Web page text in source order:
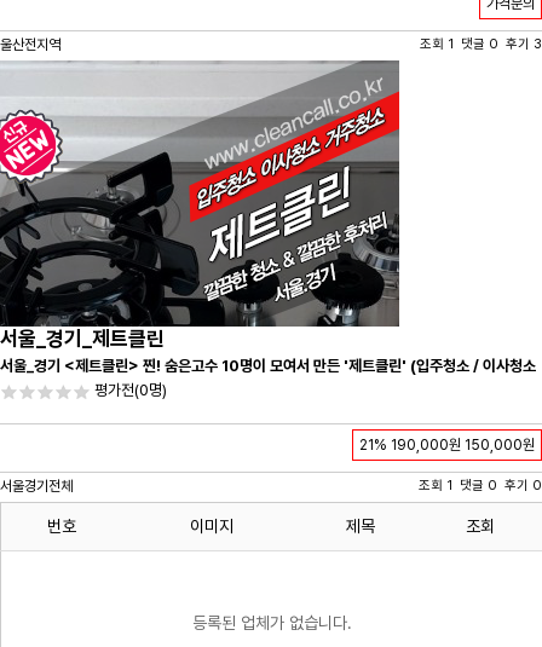
가격문의
울산전지역 조회 1 댓글 0 후기 3
서울_경기_제트클린
서울_경기 <제트클린> 찐! 숨은고수 10명이 모여서 만든 '제트클린' (입주청소 / 이사청소
/ 줄눈시공) 항상 꼼꼼하게 친절하게 응대하겠습니다^-^
평가전(0명)
21% 190,000원 150,000원
서울경기전체 조회 1 댓글 0 후기 0
번호 이미지 제목 조회
등록된 업체가 없습니다.